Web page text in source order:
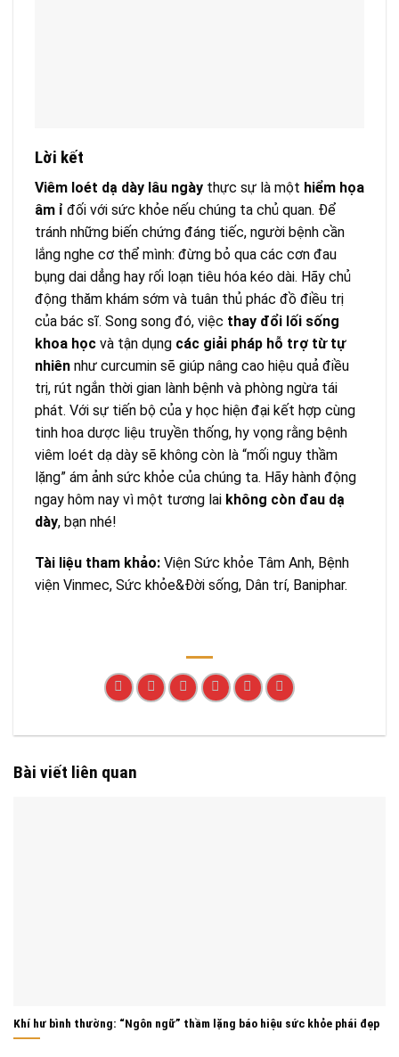
Lời kết
Viêm loét dạ dày lâu ngày thực sự là một hiểm họa
âm ỉ đối với sức khỏe nếu chúng ta chủ quan. Để
tránh những biến chứng đáng tiếc, người bệnh cần
lắng nghe cơ thể mình: đừng bỏ qua các cơn đau
bụng dai dẳng hay rối loạn tiêu hóa kéo dài. Hãy chủ
động thăm khám sớm và tuân thủ phác đồ điều trị
của bác sĩ. Song song đó, việc thay đổi lối sống
khoa học và tận dụng các giải pháp hỗ trợ từ tự
nhiên như curcumin sẽ giúp nâng cao hiệu quả điều
trị, rút ngắn thời gian lành bệnh và phòng ngừa tái
phát. Với sự tiến bộ của y học hiện đại kết hợp cùng
tinh hoa dược liệu truyền thống, hy vọng rằng bệnh
viêm loét dạ dày sẽ không còn là “mối nguy thầm
lặng” ám ảnh sức khỏe của chúng ta. Hãy hành động
ngay hôm nay vì một tương lai không còn đau dạ
dày, bạn nhé!
Tài liệu tham khảo: Viện Sức khỏe Tâm Anh, Bệnh
viện Vinmec, Sức khỏe&Đời sống, Dân trí, Baniphar.
Bài viết liên quan
Khí hư bình thường: “Ngôn ngữ” thầm lặng báo hiệu sức khỏe phái đẹp